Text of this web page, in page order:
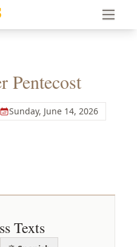
Latin Mass of South Florida
Pentecost
Sunday, June 14, 2026
Texts